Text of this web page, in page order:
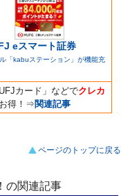
eスマート証券
「kabuステーション」が機能充
UFJカード」などでクレカ
得！ ⇒ 関連記事
ページのトップに戻る
の関連記事